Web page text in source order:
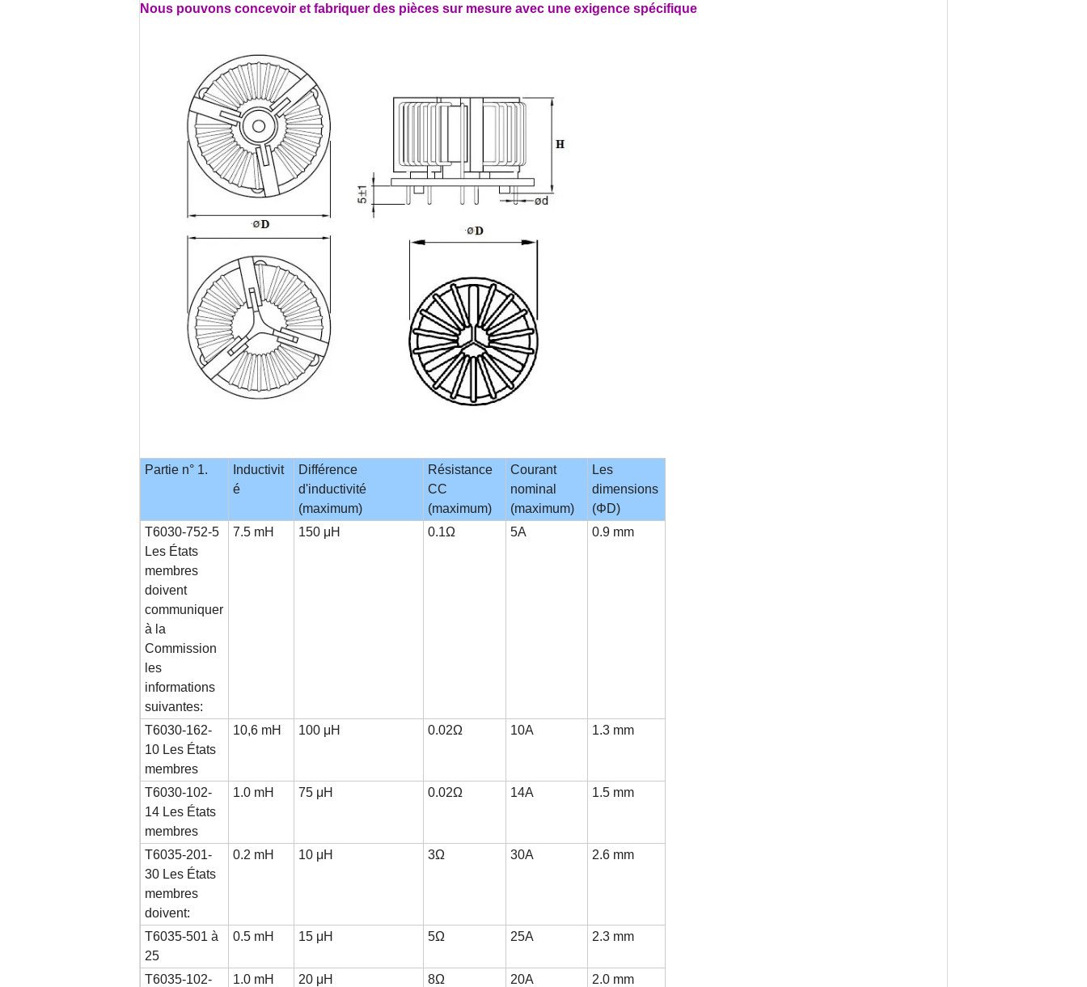
Nous pouvons concevoir et fabriquer des pièces sur mesure avec une exigence spécifique
Partie n° 1.
Inductivit
é
Différence
d'inductivité
(maximum)
Résistance
CC
(maximum)
Courant
nominal
(maximum)
Les
dimensions
(ΦD)
T6030-752-5
Les États
membres
doivent
communiquer
à la
Commission
les
informations
suivantes:
7.5 mH 150 μH 0.1Ω 5A 0.9 mm
T6030-162-
10 Les États
membres
10,6 mH 100 μH 0.02Ω 10A 1.3 mm
T6030-102-
14 Les États
membres
1.0 mH 75 μH 0.02Ω 14A 1.5 mm
T6035-201-
30 Les États
membres
doivent:
0.2 mH 10 μH 3Ω 30A 2.6 mm
T6035-501 à
25
0.5 mH 15 μH 5Ω 25A 2.3 mm
T6035-102-
1.0 mH 20 μH 8Ω 20A 2.0 mm